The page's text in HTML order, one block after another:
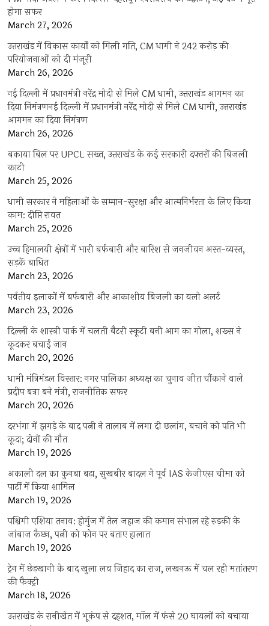
होगा सफर
March 27, 2026
उत्तराखंड में विकास कार्यों को मिली गति, CM धामी ने 242 करोड़ की
परियोजनाओं को दी मंजूरी
March 26, 2026
नई दिल्ली में प्रधानमंत्री नरेंद्र मोदी से मिले CM धामी, उत्तराखंड आगमन का
दिया निमंत्रणनई दिल्ली में प्रधानमंत्री नरेंद्र मोदी से मिले CM धामी, उत्तराखंड
आगमन का दिया निमंत्रण
March 26, 2026
बकाया बिल पर UPCL सख्त, उत्तराखंड के कई सरकारी दफ्तरों की बिजली
काटी
March 25, 2026
धामी सरकार ने महिलाओं के सम्मान-सुरक्षा और आत्मनिर्भरता के लिए किया
काम: दीप्ति रावत
March 25, 2026
उच्च हिमालयी क्षेत्रों में भारी बर्फबारी और बारिश से जनजीवन अस्त-व्यस्त,
सड़कें बाधित
March 23, 2026
पर्वतीय इलाकों में बर्फबारी और आकाशीय बिजली का यलो अलर्ट
March 23, 2026
दिल्ली के शास्त्री पार्क में चलती बैटरी स्कूटी बनी आग का गोला, शख्स ने
कूदकर बचाई जान
March 20, 2026
धामी मंत्रिमंडल विस्तार: नगर पालिका अध्यक्ष का चुनाव जीत चौंकाने वाले
प्रदीप बत्रा बने मंत्री, राजनीतिक सफर
March 20, 2026
दरभंगा में झगड़े के बाद पत्नी ने तालाब में लगा दी छलांग, बचाने को पति भी
कूदा; दोनों की मौत
March 19, 2026
अकाली दल का कुनबा बढ़ा, सुखबीर बादल ने पूर्व IAS केजीएस चीमा को
पार्टी में किया शामिल
March 19, 2026
पश्चिमी एशिया तनाव: होर्मुज में तेल जहाज की कमान संभाल रहे रुड़की के
जांबाज कैप्टन, पत्नी को फोन पर बताए हालात
March 19, 2026
ट्रेन में छेड़खानी के बाद खुला लव जिहाद का राज, लखनऊ में चल रही मतांतरण
की फैक्ट्री
March 18, 2026
उत्तराखंड के रानीखेत में भूकंप से दहशत, मॉल में फंसे 20 घायलों को बचाया